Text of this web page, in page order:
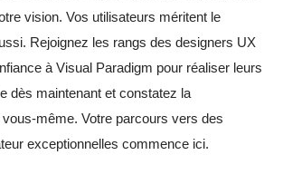
vision. Vos utilisateurs méritent le
Rejoignez les rangs des designers UX
à Visual Paradigm pour réaliser leurs
dès maintenant et constatez la
même. Votre parcours vers des
exceptionnelles commence ici.